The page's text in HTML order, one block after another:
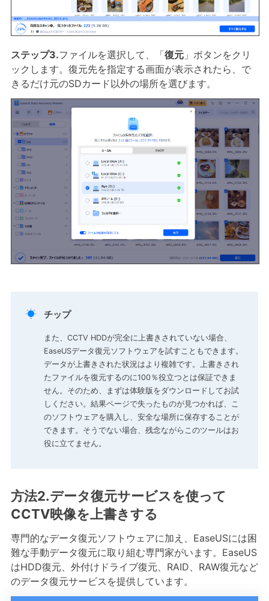
ステップ3.ファイルを選択して、「復元」ボタンをクリ
ックします。復元先を指定する画面が表示されたら、で
きるだけ元のSDカード以外の場所を選びます。
 チップ
また、CCTV HDDが完全に上書きされていない場合、
EaseUSデータ復元ソフトウェアを試すこともできます。
データが上書きされた状況はより複雑です。上書きされ
たファイルを復元するのに100％役立つとは保証できま
せん。そのため、まずは体験版をダウンロードしてお試
しください。結果ページで失ったものが見つかれば、こ
のソフトウェアを購入し、安全な場所に保存することが
できます。そうでない場合、残念ながらこのツールはお
役に立てません。
方法2.データ復元サービスを使って
CCTV映像を上書きする
専門的なデータ復元ソフトウェアに加え、EaseUSには困
難な手動データ復元に取り組む専門家がいます。EaseUS
はHDD復元、外付けドライブ復元、RAID、RAW復元など
のデータ復元サービスを提供しています。